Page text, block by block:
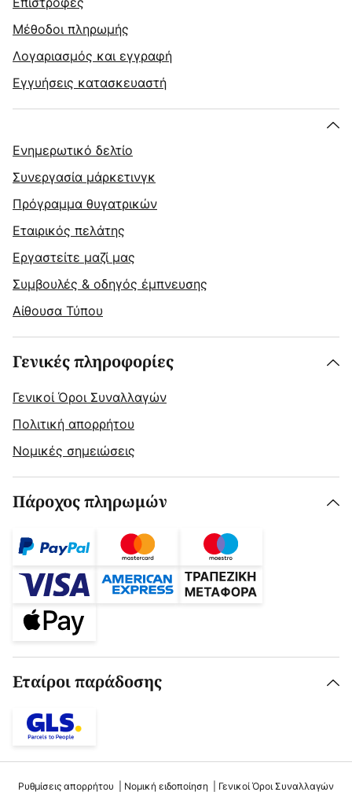
Μέθοδοι πληρωμής
Λογαριασμός και εγγραφή
Εγγυήσεις κατασκευαστή
Ενημερωτικό δελτίο
Συνεργασία μάρκετινγκ
Πρόγραμμα θυγατρικών
Εταιρικός πελάτης
Εργαστείτε μαζί μας
Συμβουλές & οδηγός έμπνευσης
Αίθουσα Τύπου
Γενικές πληροφορίες
Γενικοί Όροι Συναλλαγών
Πολιτική απορρήτου
Νομικές σημειώσεις
Πάροχος πληρωμών
Εταίροι παράδοσης
Ρυθμίσεις απορρήτου Νομική ειδοποίηση Γενικοί Όροι Συναλλαγών